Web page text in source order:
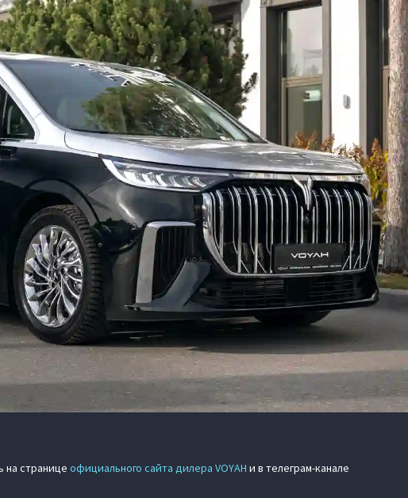
на странице официального сайта дилера VOYAH и в телеграм-канале